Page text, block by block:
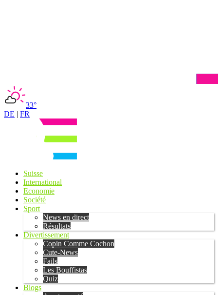
33°
DE | FR
Suisse
International
Economie
Société
Sport
News en direct
Résultats
Divertissement
Copin Comme Cochon
Cute-News
Fails
Les Bouffistas
Quiz
Blogs